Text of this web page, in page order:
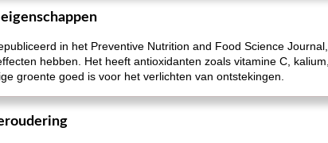
in het Preventive Nutrition and Food Science
hebben. Het heeft antioxidanten zoals vitamine C,
groente goed is voor het verlichten van ontstekingen.